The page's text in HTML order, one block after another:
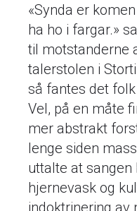
«Synda er
ha ho i fargar.»
til motstanderne
talerstolen i
så fantes det
Vel, på en måte
mer abstrakt
lenge siden
uttalte at sangen
hjernevask og
indoktrinering av